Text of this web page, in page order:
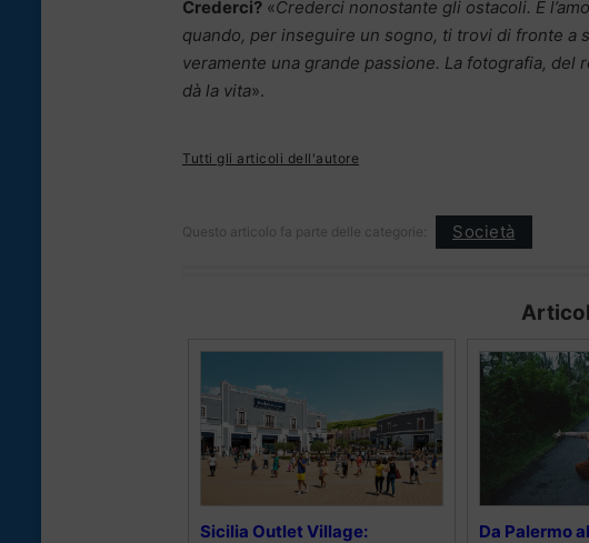
Crederci? «Crederci nonostante gli ostacoli. È
quando, per inseguire un sogno, ti trovi di fronte a
veramente una grande passione. La fotografia, del
dà la vita».
Tutti gli articoli dell'autore
Questo articolo fa parte delle categorie: Società
Sicilia Outlet Village:
Da Palermo